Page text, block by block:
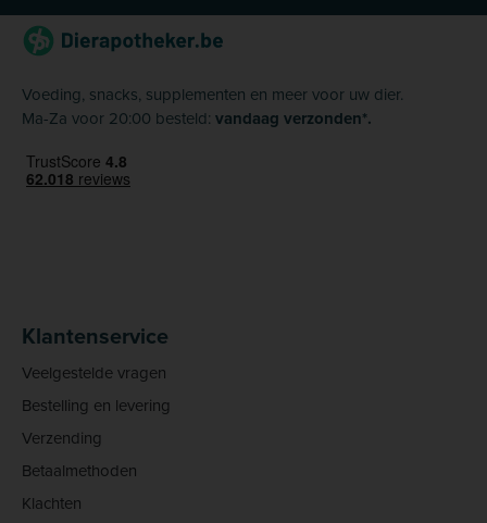
Voeding, snacks, supplementen en meer voor uw dier.
Ma-Za voor 20:00 besteld: vandaag verzonden*.
Klantenservice
Veelgestelde vragen
Bestelling en levering
Verzending
Betaalmethoden
Klachten